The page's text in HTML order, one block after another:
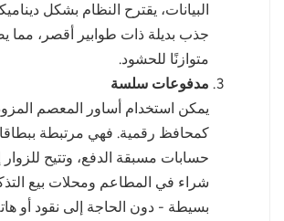
البيانات، يقترح النظام بشكل
جذب بديلة ذات طوابير أقصر، مما
متوازنًا للحشود.
مدفوعات سلسة
كمحافظ رقمية. فهي مرتبطة
حسابات مسبقة الدفع، وتتيح
شراء في المطاعم ومحلات بيع
بسيطة - دون الحاجة إلى نقود أو